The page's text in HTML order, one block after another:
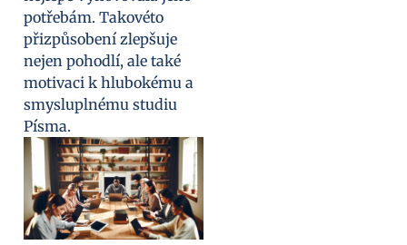
potřebám. Takovéto
přizpůsobení zlepšuje
nejen pohodlí, ale také
motivaci k hlubokému a
smysluplnému studiu
Písma.